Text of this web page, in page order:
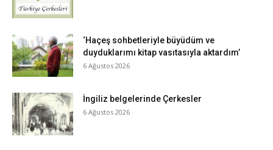
‘Haçeş sohbetleriyle büyüdüm ve
duyduklarımı kitap vasıtasıyla aktardım’
6 Ağustos 2026
İngiliz belgelerinde Çerkesler
6 Ağustos 2026